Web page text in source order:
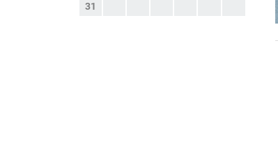
31